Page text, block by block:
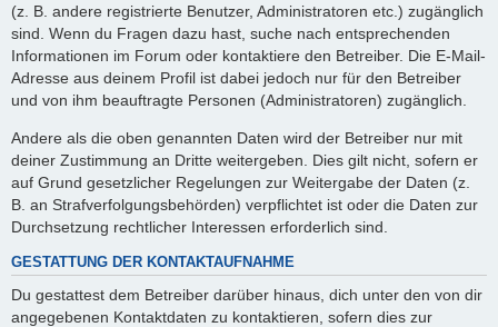
(z. B. andere registrierte Benutzer, Administratoren etc.) zugänglich
sind. Wenn du Fragen dazu hast, suche nach entsprechenden
Informationen im Forum oder kontaktiere den Betreiber. Die E-Mail-
Adresse aus deinem Profil ist dabei jedoch nur für den Betreiber
und von ihm beauftragte Personen (Administratoren) zugänglich.
Andere als die oben genannten Daten wird der Betreiber nur mit
deiner Zustimmung an Dritte weitergeben. Dies gilt nicht, sofern er
auf Grund gesetzlicher Regelungen zur Weitergabe der Daten (z.
B. an Strafverfolgungsbehörden) verpflichtet ist oder die Daten zur
Durchsetzung rechtlicher Interessen erforderlich sind.
GESTATTUNG DER KONTAKTAUFNAHME
Du gestattest dem Betreiber darüber hinaus, dich unter den von dir
angegebenen Kontaktdaten zu kontaktieren, sofern dies zur